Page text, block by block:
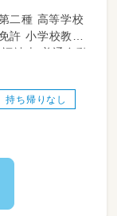
名対応
中のママも多
もサービスの
す。
をしていま
持ち帰りなし